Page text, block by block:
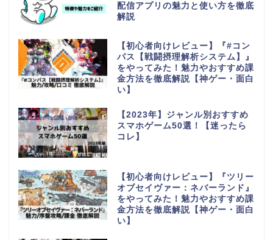
配信アプリの魅力と使い方を徹底
解説
【初心者向けレビュー】『#コン
パス【戦闘摂理解析システム】』
をやってみた！魅力やおすすめ課
金方法を徹底解説【神ゲー・面白
い】
【2023年】ジャンル別おすすめ
スマホゲーム50選！【迷ったら
コレ】
【初心者向けレビュー】『ツリー
オブセイヴァー：ネバーランド』
をやってみた！魅力やおすすめ課
金方法を徹底解説【神ゲー・面白
い】